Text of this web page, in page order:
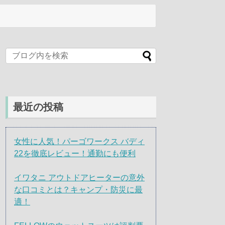
最近の投稿
女性に人気！パーゴワークス バディ
22を徹底レビュー！通勤にも便利
イワタニ アウトドアヒーターの意外
な口コミとは？キャンプ・防災に最
適！